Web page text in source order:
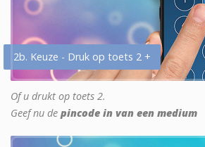
2b. Keuze - Druk op toets 2 +
Of u drukt op toets 2.
Geef nu de pincode in van een medium